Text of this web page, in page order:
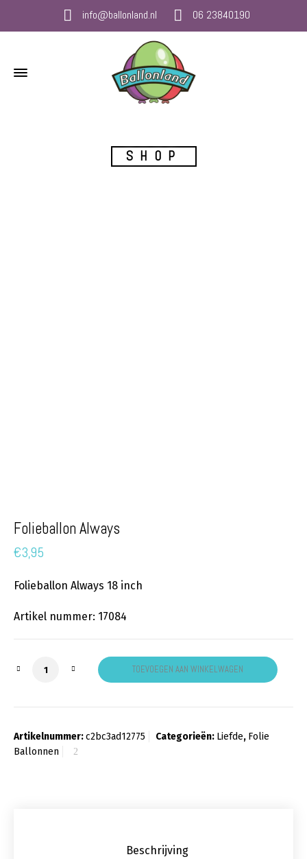
info@ballonland.nl 06 23840190
SHOP
Folieballon Always
€3,95
Folieballon Always 18 inch
Artikel nummer: 17084
Folieballon Always aantalTOEVOEGEN AAN WINKELWAGEN
Artikelnummer:c2bc3ad12775 Categorieën: Liefde, Folie
Ballonnen
Beschrijving